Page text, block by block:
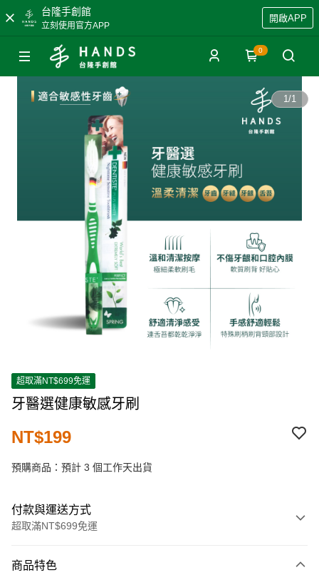
台隆手創館
立刻使用官方APP
開啟APP
0
1/1
超取滿NT$699免運
牙醫選健康敏感牙刷
NT$199
預購商品：預計 3 個工作天出貨
付款與運送方式
超取滿NT$699免運
信用卡一次付款
商品特色